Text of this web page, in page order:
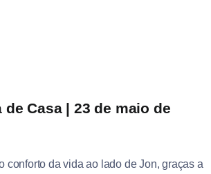
de Casa | 23 de maio de
conforto da vida ao lado de Jon, graças a